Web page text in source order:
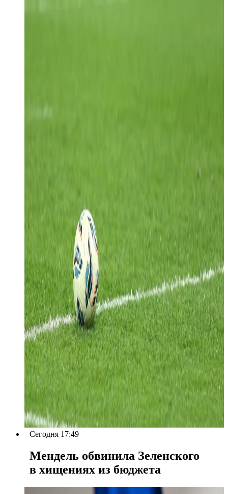
Сегодня 17:49
Мендель обвинила Зеленского
в хищениях из бюджета